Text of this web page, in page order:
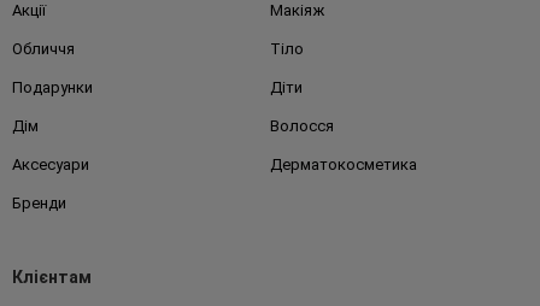
Акції Макіяж
Обличчя Тіло
Подарунки Діти
Дім Волосся
Аксесуари Дерматокосметика
Бренди
Клієнтам